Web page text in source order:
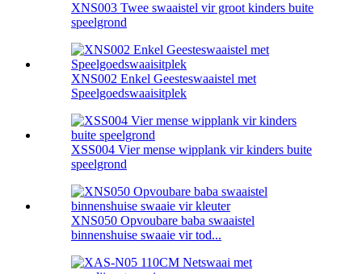
XNS003 Twee swaaistel vir groot kinders buite
speelgrond
XNS002 Enkel Geesteswaaistel met
Speelgoedswaaisitplek
XSS004 Vier mense wipplank vir kinders buite
speelgrond
XNS050 Opvoubare baba swaaistel
binnenshuise swaaie vir tod...